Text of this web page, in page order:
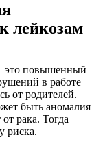
лейкозам
это повышенный
в работе
от родителей.
быть аномалия
рака. Тогда
риска.